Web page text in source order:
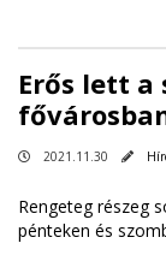
Erős lett a
2021.11.30
Rengeteg részeg
pénteken és